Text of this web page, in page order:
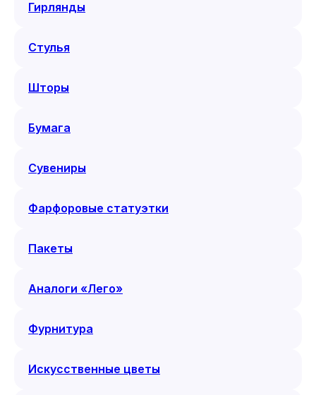
Гирлянды
Стулья
Шторы
Бумага
Сувениры
Фарфоровые статуэтки
Пакеты
Аналоги «Лего»
Фурнитура
Искусственные цветы